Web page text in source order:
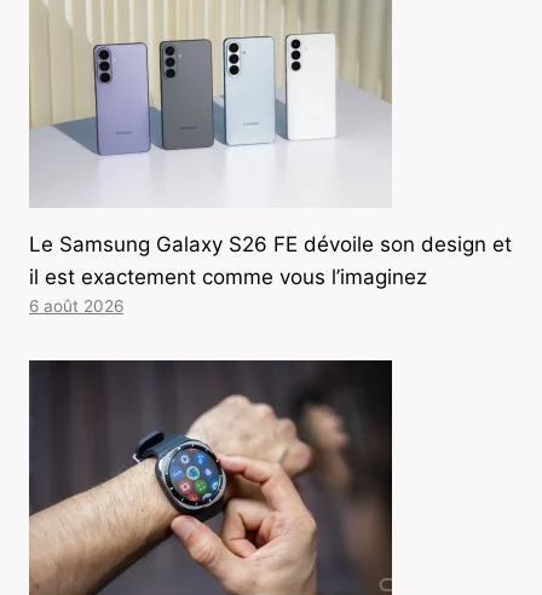
Le Samsung Galaxy S26 FE dévoile son design et
il est exactement comme vous l’imaginez
6 août 2026